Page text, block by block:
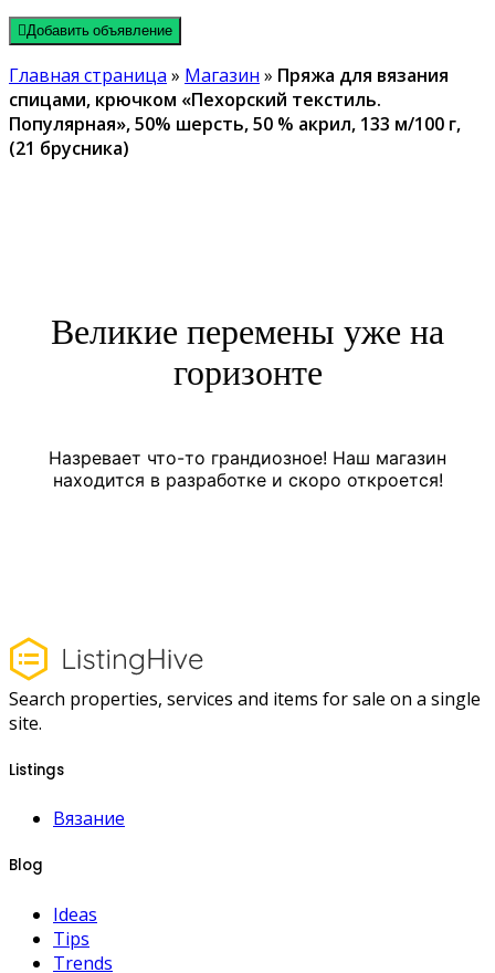
Добавить объявление
Главная страница » Магазин » Пряжа для вязания
спицами, крючком «Пехорский текстиль.
Популярная», 50% шерсть, 50 % акрил, 133 м/100 г,
(21 брусника)
Великие перемены уже на
горизонте
Назревает что-то грандиозное! Наш магазин
находится в разработке и скоро откроется!
Search properties, services and items for sale on a single
site.
Listings
Вязание
Blog
Ideas
Tips
Trends